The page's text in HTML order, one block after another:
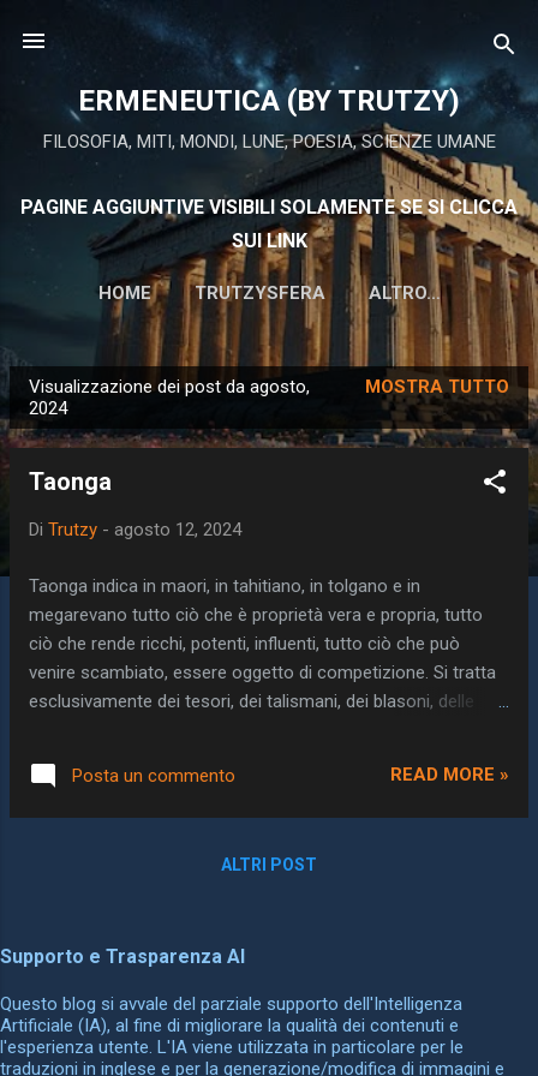
Passa ai contenuti principali
ERMENEUTICA (BY TRUTZY)
FILOSOFIA, MITI, MONDI, LUNE, POESIA, SCIENZE UMANE
PAGINE AGGIUNTIVE VISIBILI SOLAMENTE SE SI CLICCA
SUI LINK
HOME TRUTZYSFERA ALTRO…
o
Visualizzazione dei post da agosto,
2024
MOSTRA TUTTO
Taonga
Di Trutzy - agosto 12, 2024
Taonga indica in maori, in tahitiano, in tolgano e in
megarevano tutto ciò che è proprietà vera e propria, tutto
ciò che rende ricchi, potenti, influenti, tutto ciò che può
venire scambiato, essere oggetto di competizione. Si tratta
esclusivamente dei tesori, dei talismani, dei blasoni, delle
nell'ambito del pensiero giuridico e religioso maori, sono
fortemente legati alla persona, al clan, al suolo; sono i veicoli
spirituale. M. Mauss Saggio sul dono.
Posta un commento READ MORE »
ALTRI POST
Supporto e Trasparenza AI
Questo blog si avvale del parziale supporto dell'Intelligenza
Artificiale (IA), al fine di migliorare la qualità dei contenuti e
l'esperienza utente. L'IA viene utilizzata in particolare per le
traduzioni in inglese e per la generazione/modifica di immagini e